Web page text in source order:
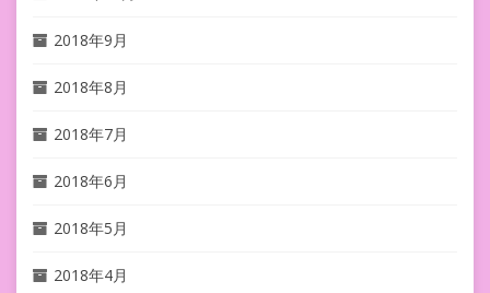
2018年9月
2018年8月
2018年7月
2018年6月
2018年5月
2018年4月